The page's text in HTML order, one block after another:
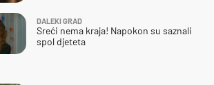
DALEKI GRAD
Sreći nema kraja! Napokon su saznali
spol djeteta